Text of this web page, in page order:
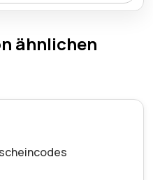
200W
zu reduzierten
ähnlichen